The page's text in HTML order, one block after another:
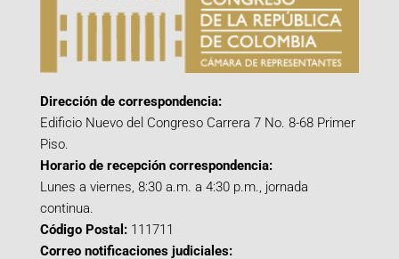
Dirección de correspondencia:
Edificio Nuevo del Congreso Carrera 7 No. 8-68 Primer
Piso.
Horario de recepción correspondencia:
Lunes a viernes, 8:30 a.m. a 4:30 p.m., jornada
continua.
Código Postal: 111711
Correo notificaciones judiciales: